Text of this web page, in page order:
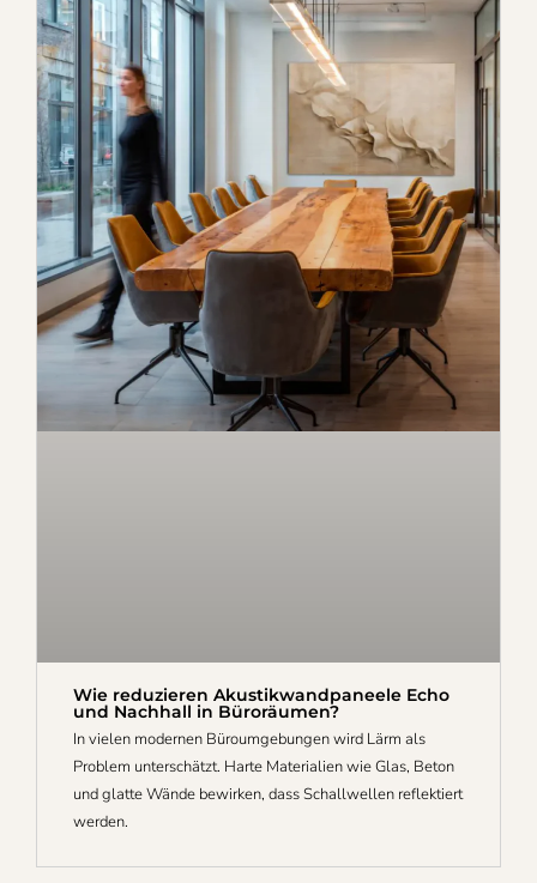
Wie reduzieren Akustikwandpaneele Echo
und Nachhall in Büroräumen?
In vielen modernen Büroumgebungen wird Lärm als
Problem unterschätzt. Harte Materialien wie Glas, Beton
und glatte Wände bewirken, dass Schallwellen reflektiert
werden.